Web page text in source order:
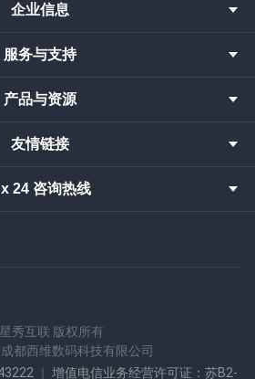
企业信息
服务与支持
产品与资源
友情链接
24 咨询热线
秀互联 版权所有
都西维数码科技有限公司
增值电信业务经营许可证：苏B2-